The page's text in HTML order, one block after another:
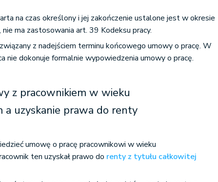
na czas określony i jej zakończenie ustalone jest w okresie
ma zastosowania art. 39 Kodeksu pracy.
z nadejściem terminu końcowego umowy o pracę. W
nie dokonuje formalnie wypowiedzenia umowy o pracę.
z pracownikiem w wieku
uzyskanie prawa do renty
umowę o pracę pracownikowi w wieku
ten uzyskał prawo do renty z tytułu całkowitej